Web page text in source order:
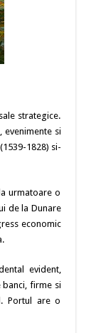
strategice.
evenimente si
1828) si-
urmatoare o
de la Dunare
economic
evident,
firme si
Portul are o